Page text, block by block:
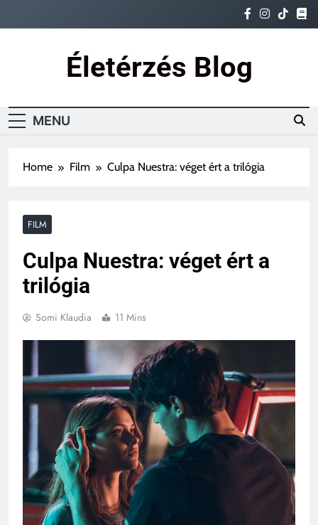
Életérzés Blog
MENU
Home Film Culpa Nuestra: véget ért a trilógia
FILM
Culpa Nuestra: véget ért a
trilógia
Somi Klaudia 11 Mins